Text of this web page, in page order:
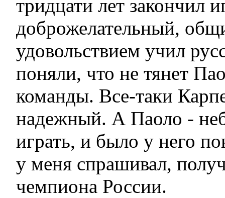
тридцати лет закончил
доброжелательный,
удовольствием учил
поняли, что не тянет
команды. Все-таки
надежный. А Паоло -
играть, и было у него
у меня спрашивал,
чемпиона России.